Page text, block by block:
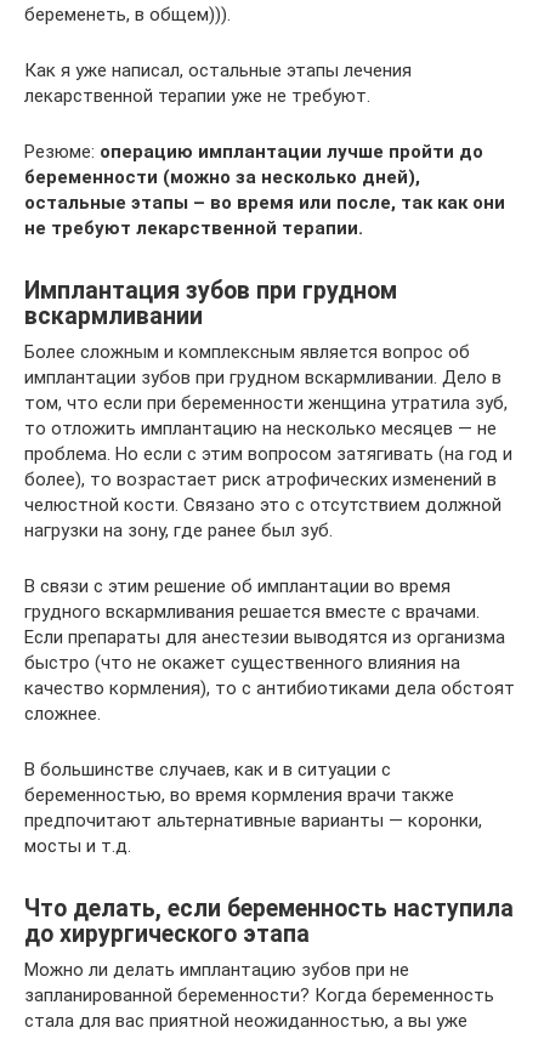
беременеть, в общем))).
Как я уже написал, остальные этапы лечения
лекарственной терапии уже не требуют.
Резюме: операцию имплантации лучше пройти до
беременности (можно за несколько дней),
остальные этапы – во время или после, так как они
не требуют лекарственной терапии.
Имплантация зубов при грудном
вскармливании
Более сложным и комплексным является вопрос об
имплантации зубов при грудном вскармливании. Дело в
том, что если при беременности женщина утратила зуб,
то отложить имплантацию на несколько месяцев — не
проблема. Но если с этим вопросом затягивать (на год и
более), то возрастает риск атрофических изменений в
челюстной кости. Связано это с отсутствием должной
нагрузки на зону, где ранее был зуб.
В связи с этим решение об имплантации во время
грудного вскармливания решается вместе с врачами.
Если препараты для анестезии выводятся из организма
быстро (что не окажет существенного влияния на
качество кормления), то с антибиотиками дела обстоят
сложнее.
В большинстве случаев, как и в ситуации с
беременностью, во время кормления врачи также
предпочитают альтернативные варианты — коронки,
мосты и т.д.
Что делать, если беременность наступила
до хирургического этапа
Можно ли делать имплантацию зубов при не
запланированной беременности? Когда беременность
стала для вас приятной неожиданностью, а вы уже